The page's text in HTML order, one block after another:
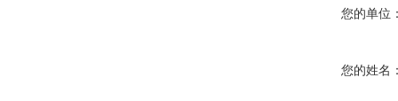
您的单位
您的姓名